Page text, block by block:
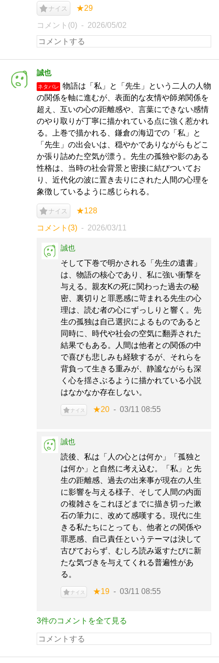
ナイス ★29
コメント(0) 2026/05/02
誠也
ネタバレ
物語は「私」と「先生」という二人の人物
の関係を軸に進むが、表面的な友情や師弟関係を
超え、互いの心の距離感や、言葉にできない感情
のやり取りが丁寧に描かれている点に強く惹かれ
る。上巻で描かれる、鎌倉の海辺での「私」と
「先生」の出会いは、穏やかでありながらもどこ
か張り詰めた空気が漂う。先生の孤独や影のある
性格は、当時の社会背景と密接に結びついてお
り、近代化の波に置き去りにされた人間の心理を
象徴しているように感じられる。
ナイス ★128
コメント(3) 2026/03/11
誠也
そして下巻で明かされる「先生の遺書」
は、物語の核心であり、私に強い衝撃を
与える。親友Kの死に関わった過去の秘
密、裏切りと罪悪感に苛まれる先生の心
理は、読む者の心にずっしりと響く。先
生の孤独は自己選択によるものであると
同時に、時代や社会の空気に翻弄された
結果でもある。人間は他者との関係の中
で喜びも悲しみも経験するが、それらを
背負って生きる重みが、静謐ながらも深
く心を揺さぶるように描かれている小説
はなかなか存在しない。
ナイス ★20 03/11 08:55
誠也
読後、私は「人の心とは何か」「孤独と
は何か」と自然に考え込む。「私」と先
生の距離感、過去の出来事が現在の人生
に影響を与える様子、そして人間の内面
の複雑さをこれほどまでに描き切った漱
石の筆力に、改めて感嘆する。現代に生
きる私たちにとっても、他者との関係や
罪悪感、自己責任というテーマは決して
古びておらず、むしろ読み返すたびに新
たな気づきを与えてくれる普遍性があ
る。
ナイス ★19 03/11 08:55
3件のコメントを全て見る